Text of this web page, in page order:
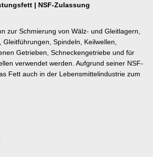
| NSF-Zulassung
zur Schmierung von Wälz- und Gleitlagern,
Spindeln, Keilwellen,
Getrieben, Schneckengetriebe und für
verwendet werden. Aufgrund seiner NSF-
Fett auch in der Lebensmittelindustrie zum